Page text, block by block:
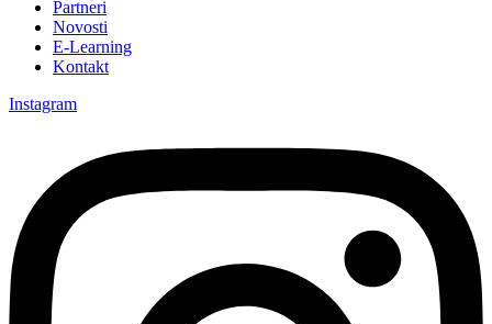
Partneri
Novosti
E-Learning
Kontakt
Instagram